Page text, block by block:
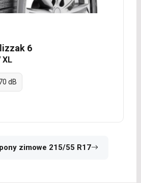
6
XL
dB
zimowe 215/55 R17